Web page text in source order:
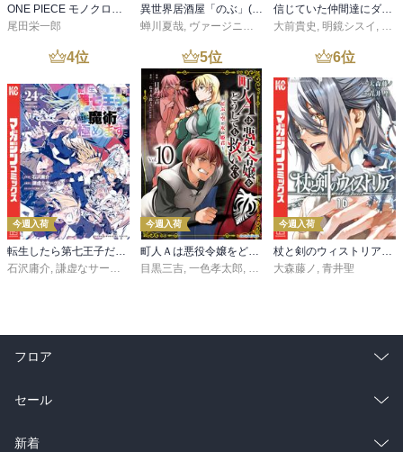
ONE PIECE モノクロ版 115
尾田栄一郎
異世界居酒屋「のぶ」(22)
蝉川夏哉, ヴァージニア二等兵 ,転
信じていた仲間達にダンジョン奥地で殺されかけたがギフト『無限ガチャ』でレベル９９９９の仲間達を手に入れて元パーティーメンバーと世界に復讐＆『ざまぁ！』します！（２３）
大前貴史 , 明鏡シスイ , ｔ
4位
今週入荷
転生したら第七王子だったので、気ままに魔術を極めます（２４）
石沢庸介, 謙虚なサークル メル。
5位
今週入荷
町人Ａは悪役令嬢をどうしても救いたい ～どぶと空と氷の姫君～１０【電子書店共通特典イラスト付】
目黒三吉, 一色孝太郎, Parum
6位
今週入荷
杖と剣のウィストリア（１６）
大森藤ノ , 青井聖
フロア
総合
ラノベ
セール
総合
新着